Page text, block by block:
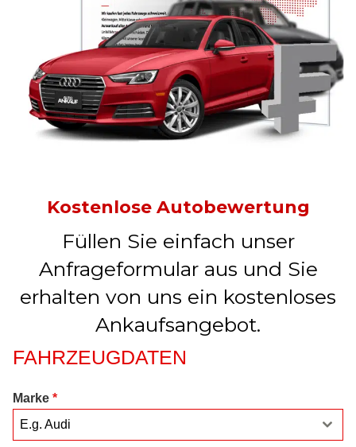
Kostenlose Autobewertung
Füllen Sie einfach unser
Anfrageformular aus und Sie
erhalten von uns ein kostenloses
Ankaufsangebot.
FAHRZEUGDATEN
Marke *
E.g. Audi